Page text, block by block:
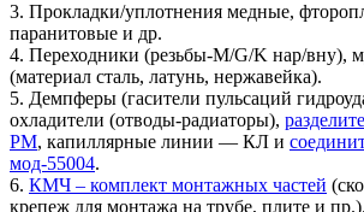
3. Прокладки/уплотнения медные,
паранитовые и др.
4. Переходники (резьбы-М/G/K нар/вну),
(материал сталь, латунь, нержавейка).
5. Демпферы (гасители пульсаций
охладители (отводы-радиаторы),
РМ, капиллярные линии — КЛ и
мод-55004.
6. КМЧ – комплект монтажных частей
крепеж для монтажа на трубе, плите и пр.).